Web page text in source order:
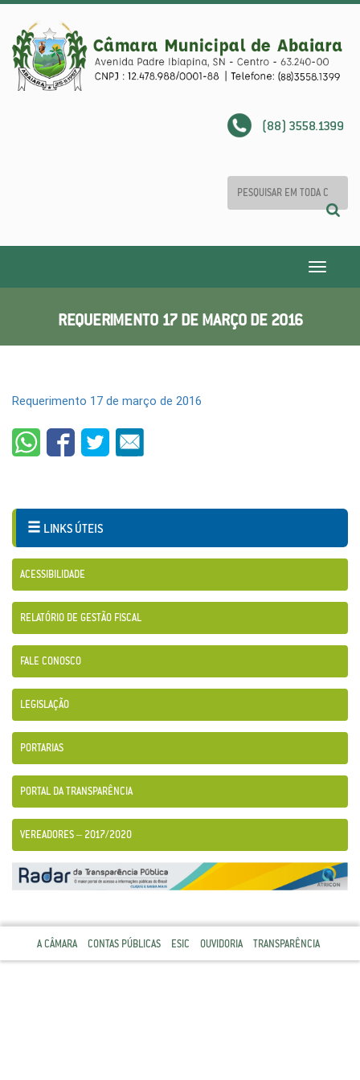
(88) 3558.1399
Toggle
REQUERIMENTO 17 DE MARÇO DE 2016
Requerimento 17 de março de 2016
LINKS ÚTEIS
ACESSIBILIDADE
RELATÓRIO DE GESTÃO FISCAL
FALE CONOSCO
LEGISLAÇÃO
PORTARIAS
PORTAL DA TRANSPARÊNCIA
VEREADORES – 2017/2020
A CÂMARA CONTAS PÚBLICAS ESIC OUVIDORIA TRANSPARÊNCIA